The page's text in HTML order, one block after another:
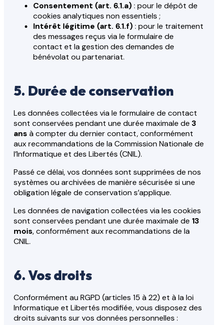
Consentement (art. 6.1.a): pour le dépôt de
cookies analytiques non essentiels ;
Intérêt légitime (art. 6.1.f): pour le traitement
des messages reçus via le formulaire de
contact et la gestion des demandes de
bénévolat ou partenariat.
5. Durée de conservation
Les données collectées via le formulaire de contact
sont conservées pendant une durée maximale de 3
ans à compter du dernier contact, conformément
aux recommandations de la Commission Nationale de
l’Informatique et des Libertés (CNIL).
Passé ce délai, vos données sont supprimées de nos
systèmes ou archivées de manière sécurisée si une
obligation légale de conservation s’applique.
Les données de navigation collectées via les cookies
sont conservées pendant une durée maximale de 13
mois, conformément aux recommandations de la
CNIL.
6. Vos droits
Conformément au RGPD (articles 15 à 22) et à la loi
Informatique et Libertés modifiée, vous disposez des
droits suivants sur vos données personnelles :